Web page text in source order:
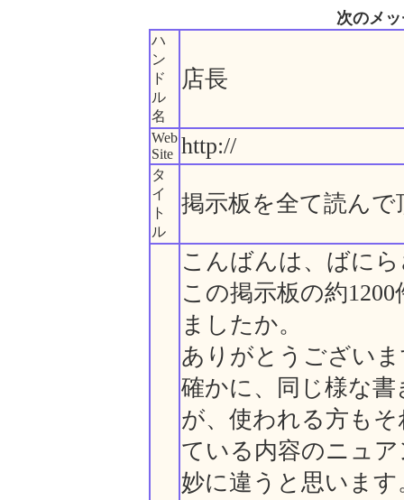
次のメ
ハ
ン
ド
ル
名
店長
Web
Site http://
タ
イ
ト
ル
掲示板を全て読ん
こんばんは、ばに
この掲示板の約
ましたか。
ありがとうござい
確かに、同じ様な
が、使われる方も
ている内容のニュ
妙に違うと思います